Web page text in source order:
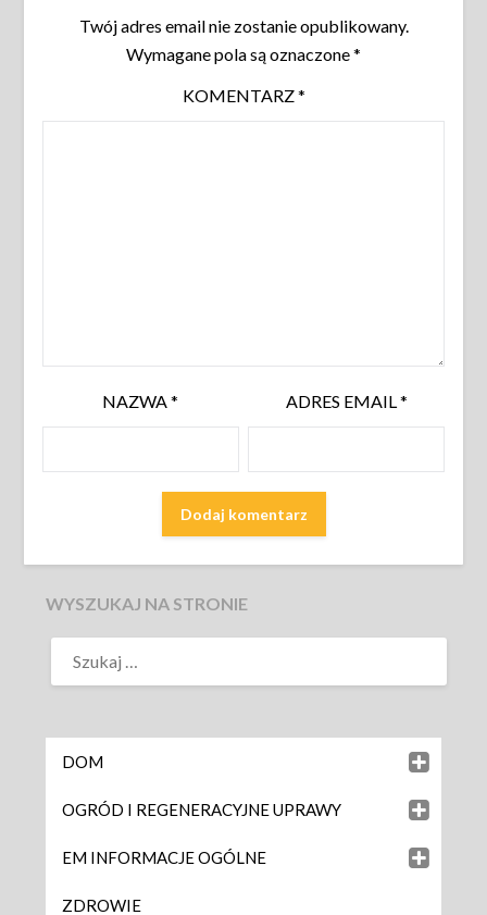
Twój adres email nie zostanie opublikowany.
Wymagane pola są oznaczone*
KOMENTARZ*
NAZWA* ADRES EMAIL*
WYSZUKAJ NA STRONIE
DOM
OGRÓD I REGENERACYJNE UPRAWY
EM INFORMACJE OGÓLNE
ZDROWIE